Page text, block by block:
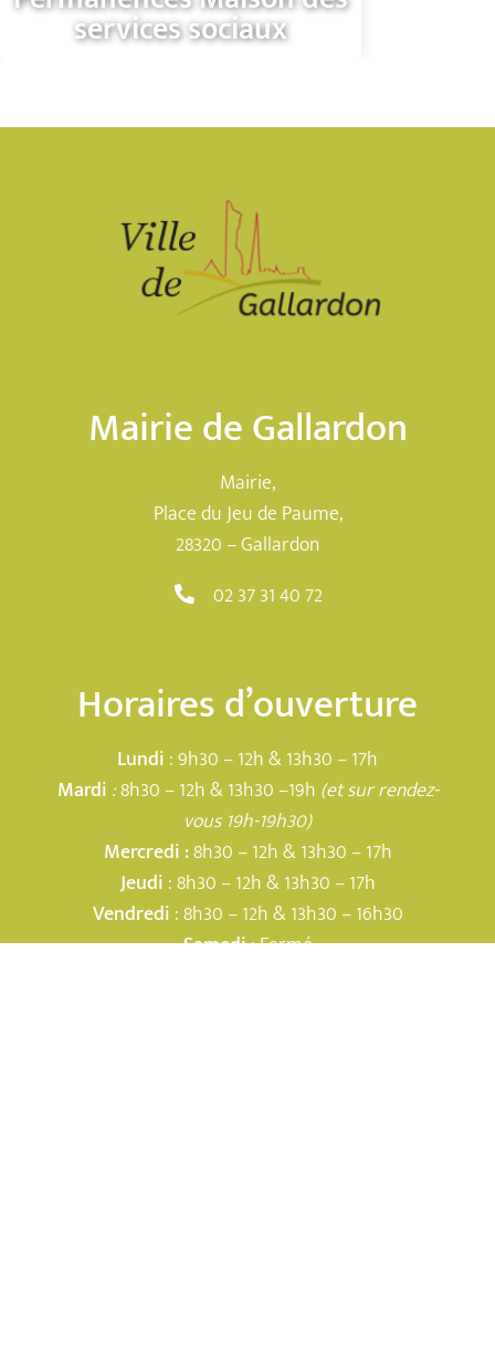
services sociaux
Mairie de Gallardon
Mairie,
Place du Jeu de Paume,
28320 – Gallardon
02 37 31 40 72
Horaires d’ouverture
Lundi : 9h30 – 12h & 13h30 – 17h
Mardi :8h30 – 12h & 13h30 –19h (et sur rendez-
vous 19h-19h30)
Mercredi :8h30 – 12h & 13h30 – 17h
Jeudi : 8h30 – 12h & 13h30 – 17h
Vendredi : 8h30 – 12h & 13h30 – 16h30
Samedi: Fermé